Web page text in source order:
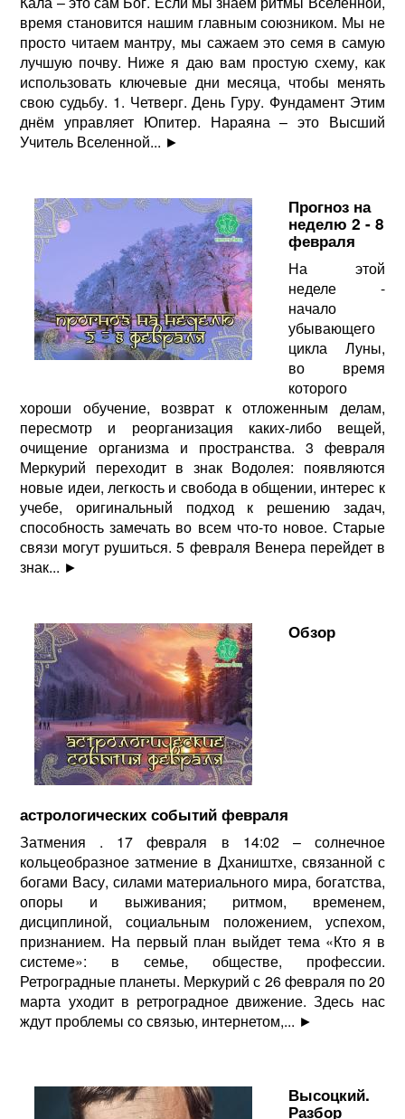
время становится нашим главным союзником. Мы не
просто читаем мантру, мы сажаем это семя в самую
лучшую почву. Ниже я даю вам простую схему, как
использовать ключевые дни месяца, чтобы менять
свою судьбу. 1. Четверг. День Гуру. Фундамент Этим
днём управляет Юпитер. Нараяна – это Высший
Учитель Вселенной... ►
Прогноз на
неделю 2 - 8
февраля
На этой
неделе -
начало
убывающего
цикла Луны,
во время
которого
хороши обучение, возврат к отложенным делам,
пересмотр и реорганизация каких-либо вещей,
очищение организма и пространства. 3 февраля
Меркурий переходит в знак Водолея: появляются
новые идеи, легкость и свобода в общении, интерес к
учебе, оригинальный подход к решению задач,
способность замечать во всем что-то новое. Старые
связи могут рушиться. 5 февраля Венера перейдет в
знак... ►
Обзор
астрологических событий февраля
Затмения . 17 февраля в 14:02 – солнечное
кольцеобразное затмение в Дхаништхе, связанной с
богами Васу, силами материального мира, богатства,
опоры и выживания; ритмом, временем,
дисциплиной, социальным положением, успехом,
признанием. На первый план выйдет тема «Кто я в
системе»: в семье, обществе, профессии.
Ретроградные планеты. Меркурий с 26 февраля по 20
марта уходит в ретроградное движение. Здесь нас
ждут проблемы со связью, интернетом,... ►
Высоцкий.
Разбор